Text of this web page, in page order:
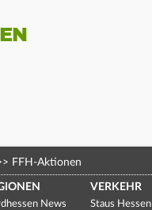
FFH-Aktionen
News
VERKEHR
Staus Hessen